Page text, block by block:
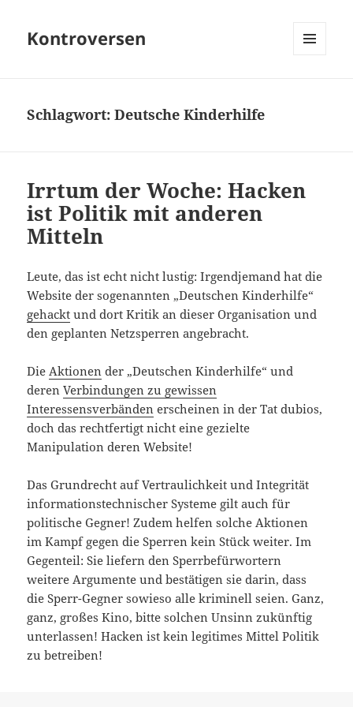
Kontroversen
Schlagwort:Deutsche Kinderhilfe
Irrtum der Woche: Hacken
ist Politik mit anderen
Mitteln
Leute, das ist echt nicht lustig: Irgendjemand hat die
Website der sogenannten „Deutschen Kinderhilfe“
gehackt und dort Kritik an dieser Organisation und
den geplanten Netzsperren angebracht.
DieAktionen der „Deutschen Kinderhilfe“ und
derenVerbindungen zu gewissen
Interessensverbänden erscheinen in der Tat dubios,
doch das rechtfertigt nicht eine gezielte
Manipulation deren Website!
Das Grundrecht auf Vertraulichkeit und Integrität
informationstechnischer Systeme gilt auch für
politische Gegner! Zudem helfen solche Aktionen
im Kampf gegen die Sperren kein Stück weiter. Im
Gegenteil: Sie liefern den Sperrbefürwortern
weitere Argumente und bestätigen sie darin, dass
die Sperr-Gegner sowieso alle kriminell seien. Ganz,
ganz, großes Kino, bitte solchen Unsinn zukünftig
unterlassen! Hacken ist kein legitimes Mittel Politik
zu betreiben!